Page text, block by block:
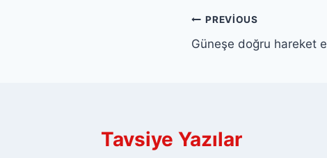
Yazı
gezinmesi
PREVIOUS
Güneşe doğru hareket
Tavsiye Yazılar